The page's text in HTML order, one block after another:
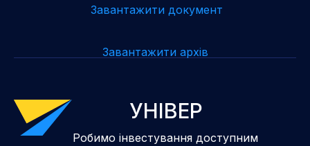
Завантажити документ
Завантажити архів
УНІВЕР
Робимо інвестування доступним